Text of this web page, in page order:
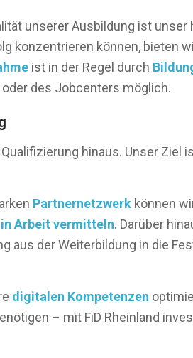
unserer Ausbildung ist unser
konzentrieren können, bieten
ist in der Regel durch
des Jobcenters möglich.
hinaus. Unser Ziel
Partnernetzwerk können
Arbeit vermitteln. Darüber
aus der Weiterbildung in die
digitalen Kompetenzen
– mit FiD Rheinland